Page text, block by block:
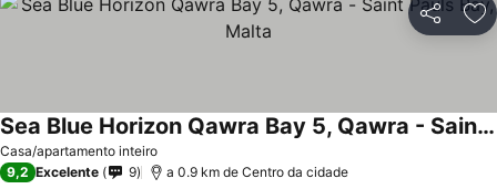
Partilhar
Casa/apartamento inteiro
Sea Blue Horizon Qawra Bay 5, Qawra - Saint Pauls Bay, Malta
9,2 Excelente 9 a 0.9 km de Centro da cidade